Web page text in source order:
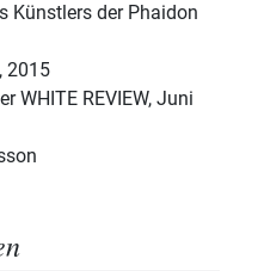
Künstlers der Phaidon
2015
WHITE REVIEW, Juni